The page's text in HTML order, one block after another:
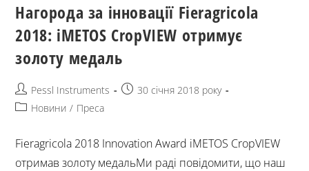
Нагорода за інновації Fieragricola
2018: iMETOS CropVIEW отримує
золоту медаль
Pessl Instruments
30 січня 2018 року
Новини / Преса
Fieragricola 2018 Innovation Award iMETOS CropVIEW
отримав золоту медальМи раді повідомити, що наш